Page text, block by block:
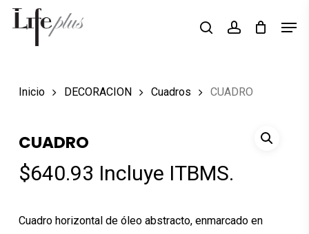
Skip
Búsqueda
productos
searchaccount
Inicio DECORACION Cuadros CUADRO
CUADRO
$640.93 Incluye ITBMS.
Cuadro horizontal de óleo abstracto, enmarcado en